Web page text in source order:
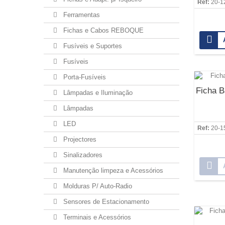
Ferramentas
Fichas e Cabos REBOQUE
Fusíveis e Suportes
Fusíveis
Porta-Fusíveis
Lâmpadas e Iluminação
Lâmpadas
LED
Projectores
Sinalizadores
Manutenção limpeza e Acessórios
Molduras P/ Auto-Radio
Sensores de Estacionamento
Terminais e Acessórios
Ref: 20-
Ficha
Ref: 20-